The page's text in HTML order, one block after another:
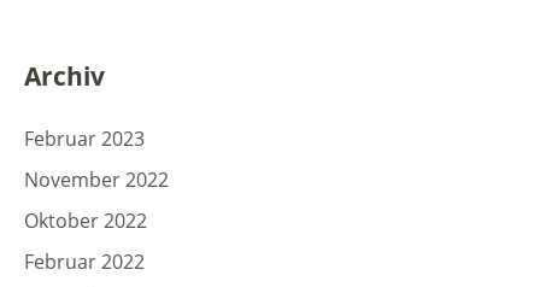
Archiv
Februar 2023
November 2022
Oktober 2022
Februar 2022